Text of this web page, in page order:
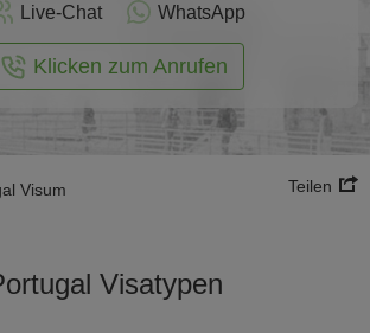
Live-Chat WhatsApp
Klicken zum Anrufen
Visum Teilen
Visatypen